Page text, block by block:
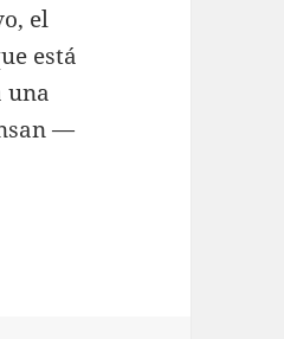
el
está
una
—